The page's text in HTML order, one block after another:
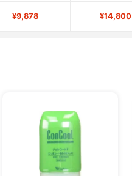
¥9,878 ¥14,800